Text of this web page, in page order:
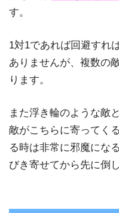
す。
1対1であれば回避すれ
ありませんが、複数の
ります。
また浮き輪のような敵
敵がこちらに寄ってく
る時は非常に邪魔にな
びき寄せてから先に倒